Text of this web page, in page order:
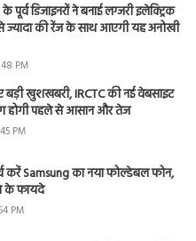
डिजाइनरों ने बनाई लग्जरी इलेक्ट्रिक
ज्यादा की रेंज के साथ आएगी यह अनोखी
PM
बड़ी खुशखबरी, IRCTC की नई वेबसाइट
होगी पहले से आसान और तेज
PM
करें Samsung का नया फोल्डेबल फोन,
के फायदे
PM